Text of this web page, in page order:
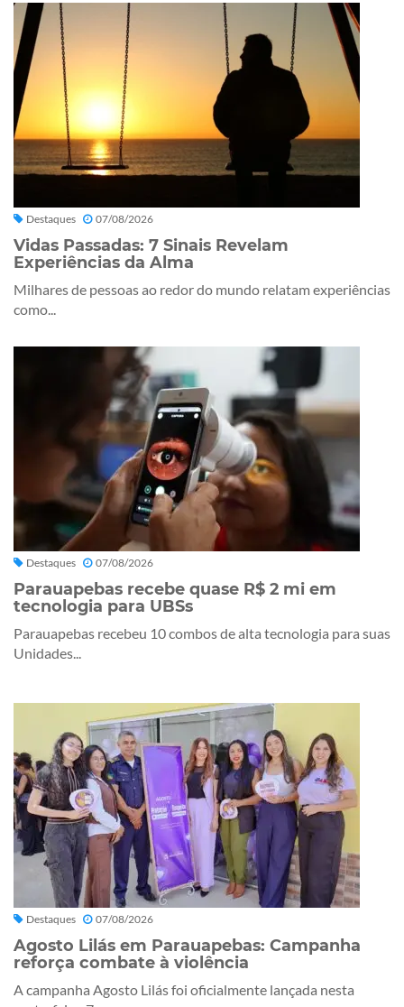
Destaques 07/08/2026
Vidas Passadas: 7 Sinais Revelam
Experiências da Alma
Milhares de pessoas ao redor do mundo relatam experiências
como...
Destaques 07/08/2026
Parauapebas recebe quase R$ 2 mi em
tecnologia para UBSs
Parauapebas recebeu 10 combos de alta tecnologia para suas
Unidades...
Destaques 07/08/2026
Agosto Lilás em Parauapebas: Campanha
reforça combate à violência
A campanha Agosto Lilás foi oficialmente lançada nesta